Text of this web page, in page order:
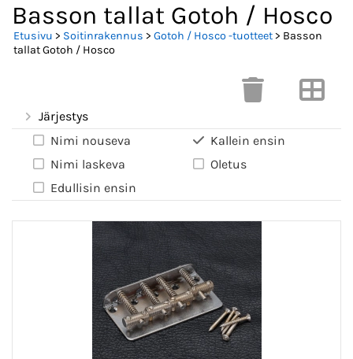
Basson tallat Gotoh / Hosco
Etusivu > Soitinrakennus > Gotoh / Hosco -tuotteet> Basson
tallat Gotoh / Hosco
Järjestys
Nimi nouseva
Nimi laskeva
Edullisin ensin
Kallein ensin
Oletus